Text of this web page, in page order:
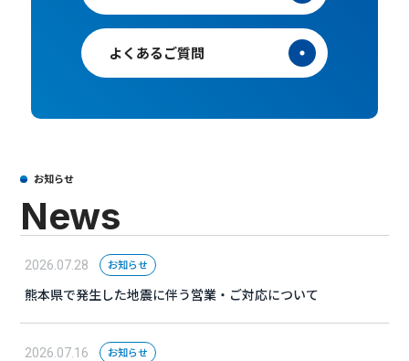
よくあるご質問
お知らせ
News
2026.07.28 お知らせ
熊本県で発生した地震に伴う営業・ご対応について
2026.07.16 お知らせ